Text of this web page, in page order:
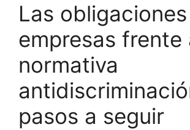
Las
empresas frente
normativa
pasos a seguir